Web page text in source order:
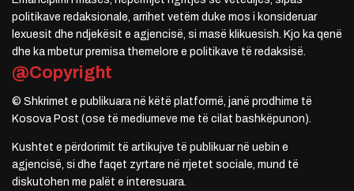
politikave redaksionale, arrihet vetëm duke mos i konsideruar
lexuesit dhe ndjekësit e agjencisë, si masë klikuesish. Kjo ka qenë
dhe ka mbetur premisa themelore e politikave të redaksisë.
@Copyright
© Shkrimet e publikuara në këtë platformë, janë prodhime të
Kosova Post (ose të mediumeve me të cilat bashkëpunon).
Kushtet e përdorimit të artikujve të publikuar në uebin e
agjencisë, si dhe faqet zyrtare në rrjetet sociale, mund të
diskutohen me palët e interesuara.